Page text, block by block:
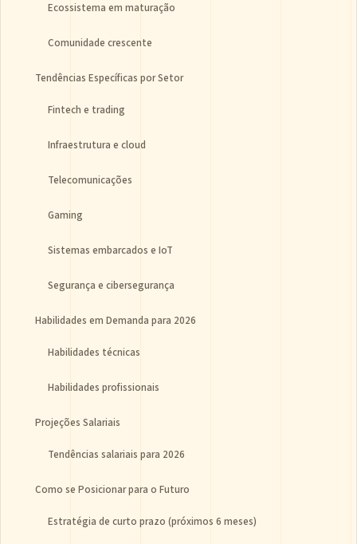
Ecossistema em maturação
Comunidade crescente
Tendências Específicas por Setor
Fintech e trading
Infraestrutura e cloud
Telecomunicações
Gaming
Sistemas embarcados e IoT
Segurança e cibersegurança
Habilidades em Demanda para 2026
Habilidades técnicas
Habilidades profissionais
Projeções Salariais
Tendências salariais para 2026
Como se Posicionar para o Futuro
Estratégia de curto prazo (próximos 6 meses)